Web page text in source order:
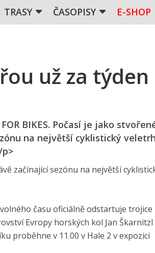
TRASY ČASOPISY E-SHOP
už za týden
BIKES. Počasí je jako
na největší cyklistický
p>
začínající sezónu na největší
času oficiálně odstartuje trojice
Evropy horských kol Jan
proběhne v 11.00 v Hale 2 v expozici